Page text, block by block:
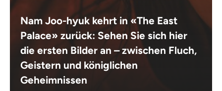
Nam Joo-hyuk kehrt in «The East
Palace» zurück: Sehen Sie sich hier
die ersten Bilder an – zwischen Fluch,
Geistern und königlichen
Geheimnissen